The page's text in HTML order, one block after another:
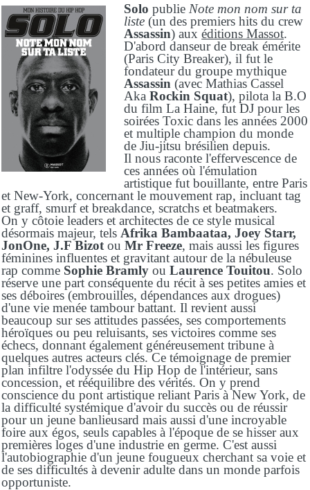
Solo publie Note mon nom sur ta
liste (un des premiers hits du crew
Assassin) auxéditions Massot.
D'abord danseur de break émérite
(Paris City Breaker), il fut le
fondateur du groupe mythique
Assassin (avec Mathias Cassel
AkaRockin Squat), pilota la B.O
du film La Haine, fut DJ pour les
soirées Toxic dans les années 2000
et multiple champion du monde
de Jiu-jitsu brésilien depuis.
Il nous raconte l'effervescence de
ces années où l'émulation
artistique fut bouillante, entre Paris
et New-York, concernant le mouvement rap, incluant tag
et graff, smurf et breakdance, scratchs et beatmakers.
On y côtoie leaders et architectes de ce style musical
désormais majeur, tels Afrika Bambaataa, Joey Starr,
JonOne, J.F Bizot ou Mr Freeze, mais aussi les figures
féminines influentes et gravitant autour de la nébuleuse
rap comme Sophie Bramly ou Laurence Touitou. Solo
réserve une part conséquente du récit à ses petites amies et
ses déboires (embrouilles, dépendances aux drogues)
d'une vie menée tambour battant. Il revient aussi
beaucoup sur ses attitudes passées, ses comportements
héroïques ou peu reluisants, ses victoires comme ses
échecs, donnant également généreusement tribune à
quelques autres acteurs clés. Ce témoignage de premier
plan infiltre l'odyssée du Hip Hop de l'intérieur, sans
concession, et rééquilibre des vérités. On y prend
conscience du pont artistique reliant Paris à New York, de
la difficulté systémique d'avoir du succès ou de réussir
pour un jeune banlieusard mais aussi d'une incroyable
foire aux égos, seuls capables à l'époque de se hisser aux
premières loges d'une industrie en germe. C'est aussi
l'autobiographie d'un jeune fougueux cherchant sa voie et
de ses difficultés à devenir adulte dans un monde parfois
opportuniste.